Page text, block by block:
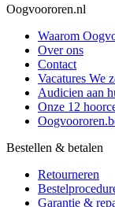
Oogvoororen.nl
Waarom
Over ons
Contact
Vacatures We
Audicien aan
Onze 12
Bestellen & betalen
Retourneren
Garantie &